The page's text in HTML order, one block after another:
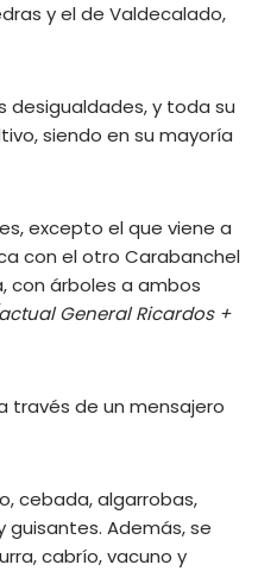
y el de Valdecalado,
desigualdades, y toda su
siendo en su mayoría
excepto el que viene a
con el otro Carabanchel
con árboles a ambos
General Ricardos +
través de un mensajero
cebada, algarrobas,
guisantes. Además, se
cabrío, vacuno y